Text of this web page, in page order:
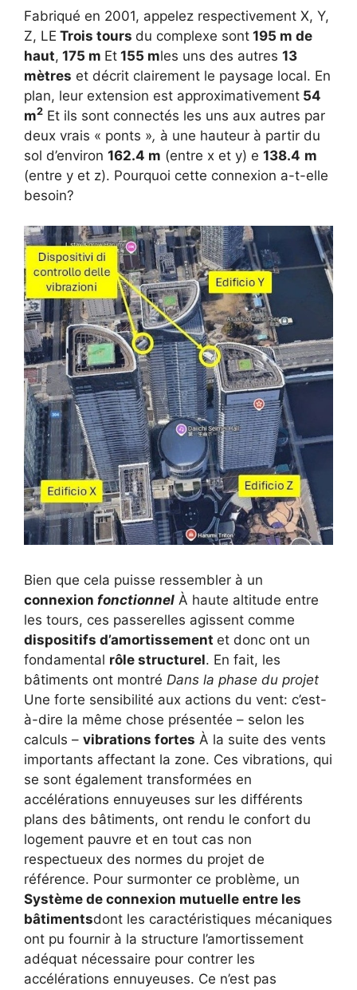
Fabriqué en 2001, appelez respectivement X, Y,
Z, LE Trois tours du complexe sont 195 m de
haut, 175 m Et 155 mles uns des autres 13
mètres et décrit clairement le paysage local. En
plan, leur extension est approximativement 54
m2 Et ils sont connectés les uns aux autres par
deux vrais « ponts », à une hauteur à partir du
sol d’environ 162.4 m (entre x et y) e 138.4 m
(entre y et z). Pourquoi cette connexion a-t-elle
besoin?
Bien que cela puisse ressembler à un
connexion fonctionnel À haute altitude entre
les tours, ces passerelles agissent comme
dispositifs d’amortissement et donc ont un
fondamental rôle structurel. En fait, les
bâtiments ont montré Dans la phase du projet
Une forte sensibilité aux actions du vent: c’est-
à-dire la même chose présentée – selon les
calculs – vibrations fortes À la suite des vents
importants affectant la zone. Ces vibrations, qui
se sont également transformées en
accélérations ennuyeuses sur les différents
plans des bâtiments, ont rendu le confort du
logement pauvre et en tout cas non
respectueux des normes du projet de
référence. Pour surmonter ce problème, un
Système de connexion mutuelle entre les
bâtimentsdont les caractéristiques mécaniques
ont pu fournir à la structure l’amortissement
adéquat nécessaire pour contrer les
accélérations ennuyeuses. Ce n’est pas